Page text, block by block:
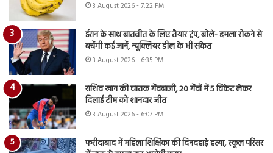
3 August 2026 - 7:22 PM
ईरान के साथ बातचीत के लिए तैयार ट्रंप, बोले- हमला रोकने से
बचेंगी कई जानें, न्यूक्लियर डील के भी संकेत
3 August 2026 - 6:35 PM
राशिद खान की घातक गेंदबाजी, 20 गेंदों में 5 विकेट लेकर
दिलाई टीम को शानदार जीत
3 August 2026 - 6:07 PM
फरीदाबाद में महिला शिक्षिका की दिनदहाड़े हत्या, स्कूल परिसर